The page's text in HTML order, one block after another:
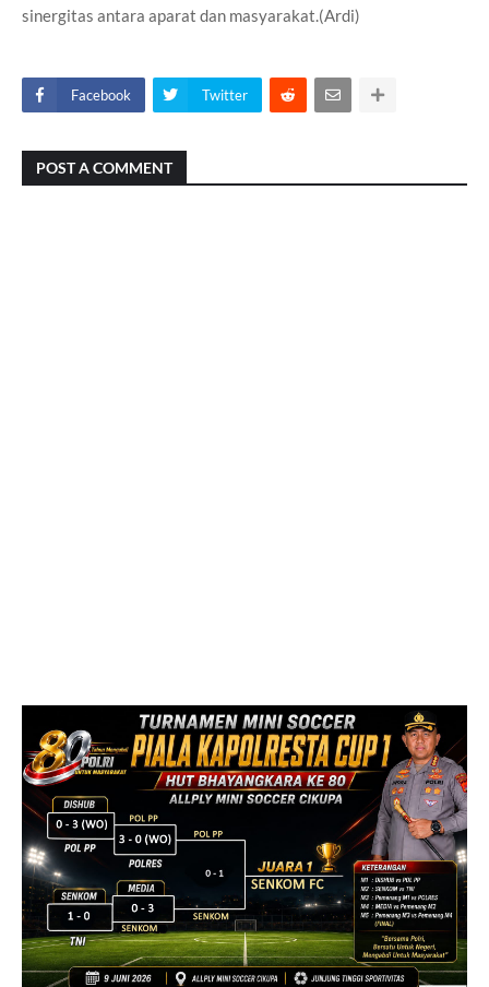
sinergitas antara aparat dan masyarakat.(Ardi)
Facebook Twitter
POST A COMMENT